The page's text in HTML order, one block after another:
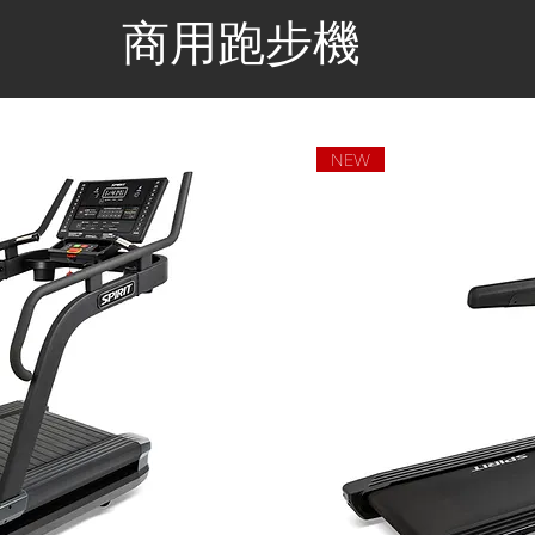
商用跑步機
NEW